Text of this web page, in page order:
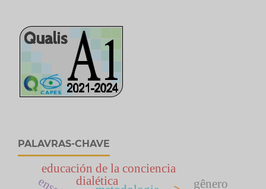
PALAVRAS-CHAVE
dialética
educación de la conciencia
gênero